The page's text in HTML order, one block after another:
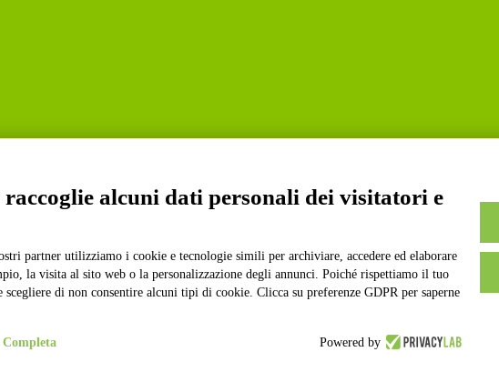
Parma S.p.A. | Divisione Publishing & New Social Media
raccoglie alcuni dati personali dei visitatori e
partner utilizziamo i cookie e tecnologie simili per archiviare, accedere ed elaborare
la visita al sito web o la personalizzazione degli annunci. Poiché rispettiamo il tuo
di non consentire alcuni tipi di cookie. Clicca su preferenze GDPR per saperne
Completa Powered by